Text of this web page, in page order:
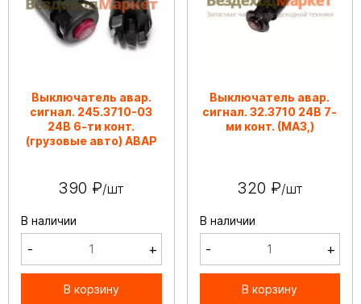
Выключатель авар.
сигнал. 245.3710-03
24В 6-ти конт.
(грузовые авто) АВАР
390 ₽/шт
В наличии
- +
В корзину
Выключатель авар.
сигнал. 32.3710 24В 7-
ми конт. (МАЗ,)
320 ₽/шт
В наличии
- +
В корзину